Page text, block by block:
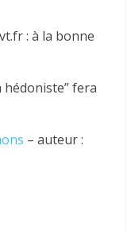
: à la bonne
hédoniste” fera
– auteur :